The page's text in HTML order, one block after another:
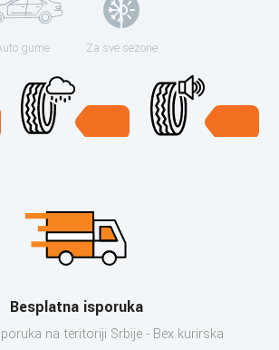
gume Za sve sezone
Besplatna isporuka
na teritoriji Srbije - Bex kurirska